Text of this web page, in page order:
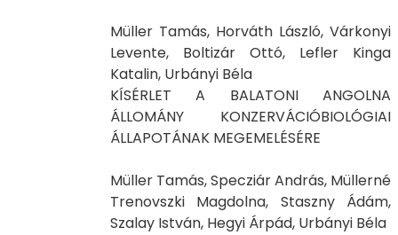
Müller Tamás, Horváth László, Várkonyi
Levente, Boltizár Ottó, Lefler Kinga
Katalin, Urbányi Béla
KÍSÉRLET A BALATONI ANGOLNA
ÁLLOMÁNY KONZERVÁCIÓBIOLÓGIAI
ÁLLAPOTÁNAK MEGEMELÉSÉRE
Müller Tamás, Specziár András, Müllerné
Trenovszki Magdolna, Staszny Ádám,
Szalay István, Hegyi Árpád, Urbányi Béla